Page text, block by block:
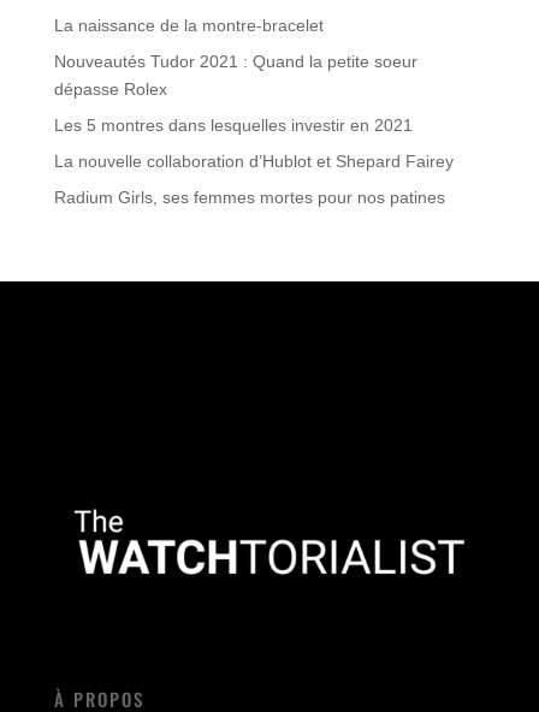
La naissance de la montre-bracelet
Nouveautés Tudor 2021 : Quand la petite soeur
dépasse Rolex
Les 5 montres dans lesquelles investir en 2021
La nouvelle collaboration d’Hublot et Shepard Fairey
Radium Girls, ses femmes mortes pour nos patines
À PROPOS